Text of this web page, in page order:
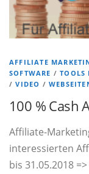
AFFILIATE
SOFTWARE /TOOLS
/VIDEO /
100 % Cash
Affiliate-
interessierten
bis 31.05.2018